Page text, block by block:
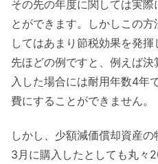
その先の年度に関しては実
とができます。しかしこの
してはあまり節税効果を発揮
先ほどの例ですと、例えば
入した場合には耐用年数4年
費にすることができません。
しかし、少額減価償却資産
3月に購入したとしても丸々